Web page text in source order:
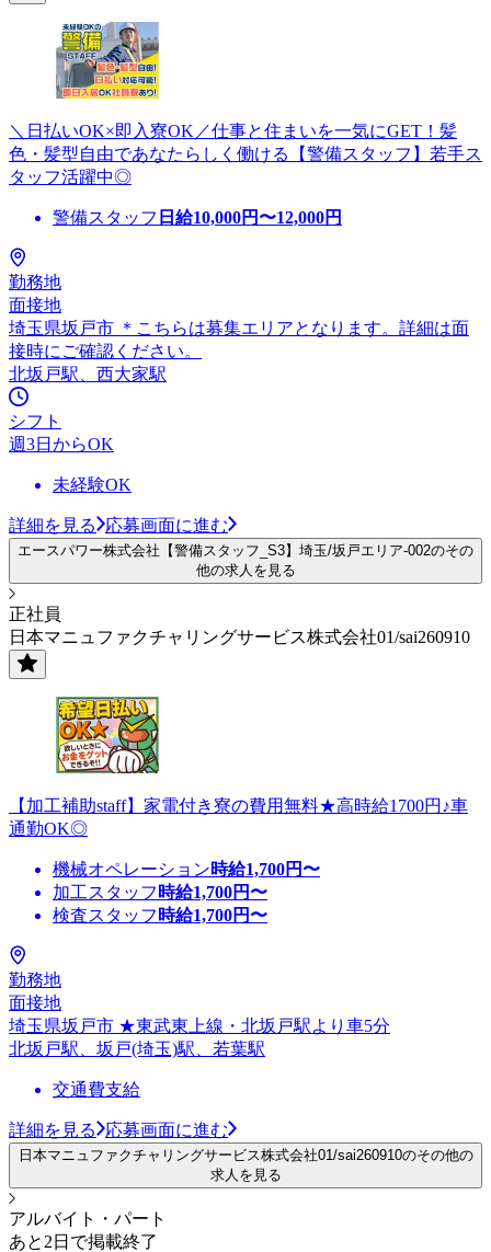
＼日払いOK×即入寮OK／仕事と住まいを一気にGET！髪
色・髪型自由であなたらしく働ける【警備スタッフ】若手ス
タッフ活躍中◎
警備スタッフ 日給10,000円〜12,000円
勤務地
面接地
埼玉県坂戸市 ＊こちらは募集エリアとなります。詳細は面
接時にご確認ください。
北坂戸駅、西大家駅
シフト
週3日からOK
未経験OK
詳細を見る 応募画面に進む
エースパワー株式会社【警備スタッフ_S3】埼玉/坂戸エリア-002のその
他の求人を見る
正社員
日本マニュファクチャリングサービス株式会社01/sai260910
【加工補助staff】家電付き寮の費用無料★高時給1700円♪車
通勤OK◎
機械オペレーション時給1,700円〜
加工スタッフ 時給1,700円〜
検査スタッフ 時給1,700円〜
勤務地
面接地
埼玉県坂戸市 ★東武東上線・北坂戸駅より車5分
北坂戸駅、坂戸(埼玉)駅、若葉駅
交通費支給
詳細を見る 応募画面に進む
日本マニュファクチャリングサービス株式会社01/sai260910のその他の
求人を見る
アルバイト・パート
あと2日で掲載終了